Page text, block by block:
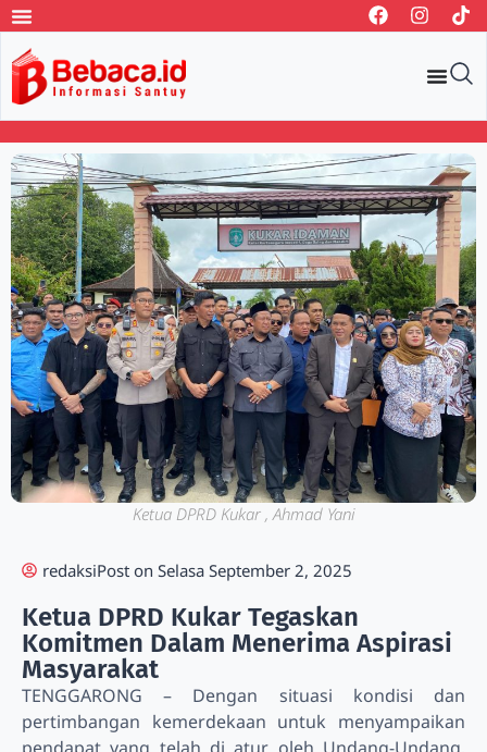
Ketua DPRD Kukar , Ahmad Yani
redaksiPost on Selasa September 2, 2025
Ketua DPRD Kukar Tegaskan
Komitmen Dalam Menerima Aspirasi
Masyarakat
TENGGARONG – Dengan situasi kondisi dan
pertimbangan kemerdekaan untuk menyampaikan